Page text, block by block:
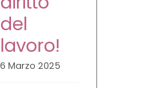
del
lavoro!
6 Marzo 2025